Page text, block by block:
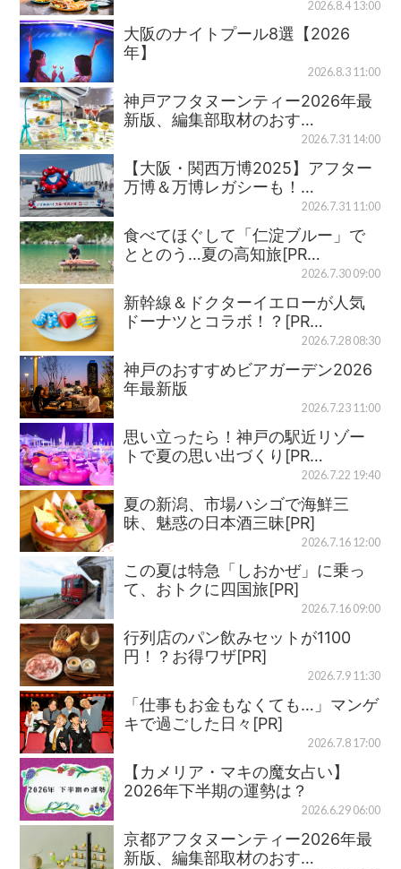
2026.8.4 13:00
大阪のナイトプール8選【2026
年】
2026.8.3 11:00
神戸アフタヌーンティー2026年最
新版、編集部取材のおす…
2026.7.31 14:00
【大阪・関西万博2025】アフター
万博＆万博レガシーも！…
2026.7.31 11:00
食べてほぐして「仁淀ブルー」で
ととのう…夏の高知旅[PR…
2026.7.30 09:00
新幹線＆ドクターイエローが人気
ドーナツとコラボ！？[PR…
2026.7.28 08:30
神戸のおすすめビアガーデン2026
年最新版
2026.7.23 11:00
思い立ったら！神戸の駅近リゾー
トで夏の思い出づくり[PR…
2026.7.22 19:40
夏の新潟、市場ハシゴで海鮮三
昧、魅惑の日本酒三昧[PR]
2026.7.16 12:00
この夏は特急「しおかぜ」に乗っ
て、おトクに四国旅[PR]
2026.7.16 09:00
行列店のパン飲みセットが1100
円！？お得ワザ[PR]
2026.7.9 11:30
「仕事もお金もなくても…」マンゲ
キで過ごした日々[PR]
2026.7.8 17:00
【カメリア・マキの魔女占い】
2026年下半期の運勢は？
2026.6.29 06:00
京都アフタヌーンティー2026年最
新版、編集部取材のおす…